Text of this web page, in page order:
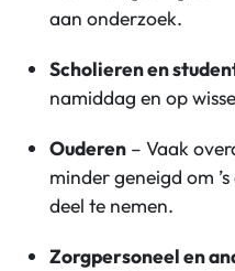
aan onderzoek.
Scholieren en
namiddag en op
Ouderen – Vaak
minder geneigd om
deel te nemen.
Zorgpersoneel en